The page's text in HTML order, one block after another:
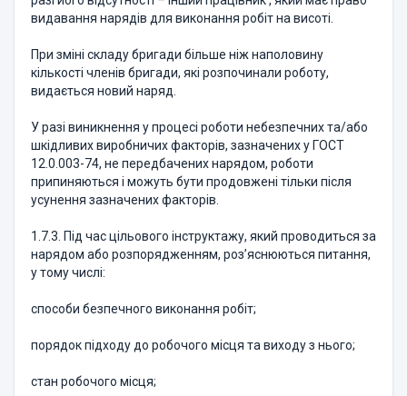
видавання нарядів для виконання робіт на висоті.
При зміні складу бригади більше ніж наполовину
кількості членів бригади, які розпочинали роботу,
видається новий наряд.
У разі виникнення у процесі роботи небезпечних та/або
шкідливих виробничих факторів, зазначених у ГОСТ
12.0.003-74, не передбачених нарядом, роботи
припиняються і можуть бути продовжені тільки після
усунення зазначених факторів.
1.7.3. Під час цільового інструктажу, який проводиться за
нарядом або розпорядженням, роз’яснюються питання,
у тому числі:
способи безпечного виконання робіт;
порядок підходу до робочого місця та виходу з нього;
стан робочого місця;